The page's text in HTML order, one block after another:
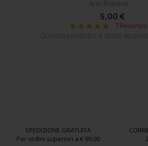
Anti Polvere
5,00 €
star star star star star 7
SPEDIZIONE GRATUITA
Per ordini superiori a € 99,00